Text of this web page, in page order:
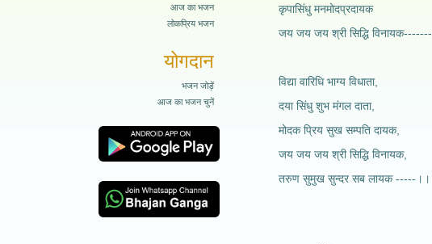
आज का भजन
लोकप्रिय भजन
योगदान
भजन जोड़ें
आज का भजन चुनें
कृपासिंधु मनमोदप्रदायक
जय जय जय श्री सिद्धि विनायक-------
विद्या वारिधि भाग्य विधाता,
दया सिंधु शुभ मंगल दाता,
मोदक प्रिय सुख सम्पति दायक,
जय जय जय श्री सिद्धि विनायक,
तरुण सुमुख सुन्दर सब लायक -----।।